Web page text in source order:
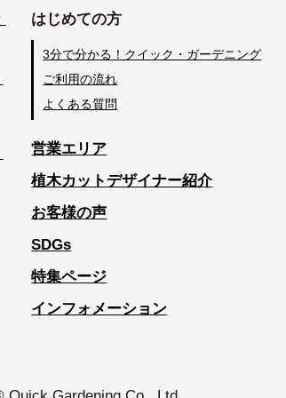
はじめての方
3分で分かる！クイック・ガーデニング
ご利用の流れ
よくある質問
営業エリア
植木カットデザイナー紹介
お客様の声
SDGs
特集ページ
インフォメーション